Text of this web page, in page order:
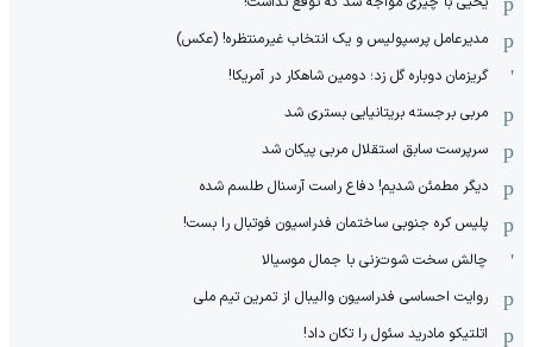
مدیرعامل پرسپولیس و یک انتخاب غیرمنتظره! (عکس)
گریزمان دوباره گل زد؛ دومین شاهکار در آمریکا!
مربی برجسته بریتانیایی بستری شد
سرپرست سابق استقلال مربی پیکان شد
دیگر مطمئن شدیم! دفاع راست آرسنال طلسم شده
پلیس کره ‌جنوبی ساختمان فدراسیون فوتبال را بست!
چالش سخت شوت‌زنی با جمال موسیالا
روایت احساسی فدراسیون والیبال از تمرین تیم ملی
اتلتیکو مادرید سئول را تکان داد!